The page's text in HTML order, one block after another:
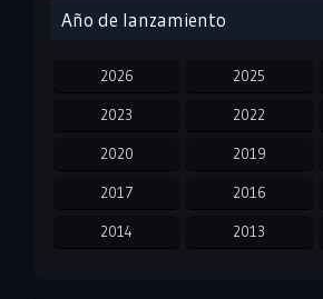
Año de lanzamiento
2026 2025
2023 2022
2020 2019
2017 2016
2014 2013